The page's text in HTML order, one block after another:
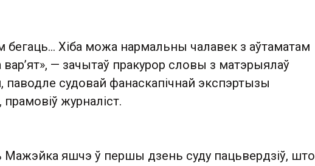
бегаць... Хіба можа нармальны чалавек з аўтаматам
вар’ят», — зачытаў пракурор словы з матэрыялаў
паводле судовай фанаскапічнай экспэртызы
прамовіў журналіст.
Мажэйка яшчэ ў першы дзень суду пацьвердзіў, што